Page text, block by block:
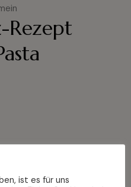
Rezept
ist es für uns